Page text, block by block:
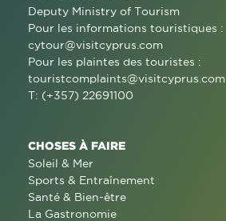
Deputy Ministry of Tourism
Pour les informations touristiques :
cytour@visitcyprus.com
Pour les plaintes des touristes :
touristcomplaints@visitcyprus.com
T: (+357) 22691100
CHOSES À FAIRE
Soleil & Mer
Sports & Entraînement
Santé & Bien-être
La Gastronomie